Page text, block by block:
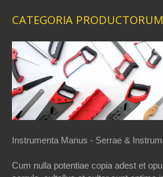
CATEGORIA PRODUCTORUM
Instrumenta Manus - Serrae &
Cum nulla potentiae copia adest et